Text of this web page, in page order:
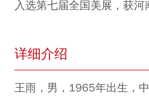
入选第七届全国美展，获
详细介绍
王雨，男，1965年出生，